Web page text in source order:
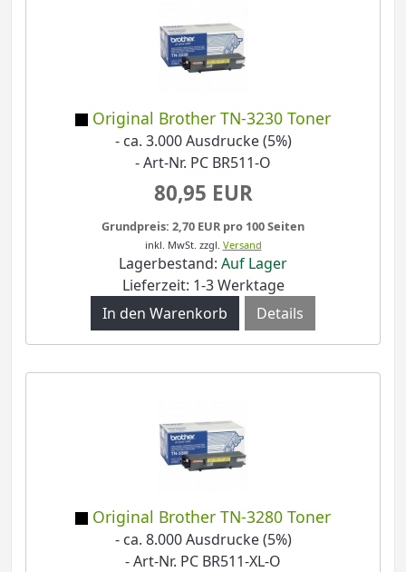
Original Brother TN-3230 Toner
- ca. 3.000 Ausdrucke (5%)
- Art-Nr. PC BR511-O
80,95 EUR
Grundpreis: 2,70 EUR pro 100 Seiten
inkl. MwSt. zzgl. Versand
Lagerbestand: Auf Lager
Lieferzeit: 1-3 Werktage
Details
Original Brother TN-3280 Toner
- ca. 8.000 Ausdrucke (5%)
- Art-Nr. PC BR511-XL-O